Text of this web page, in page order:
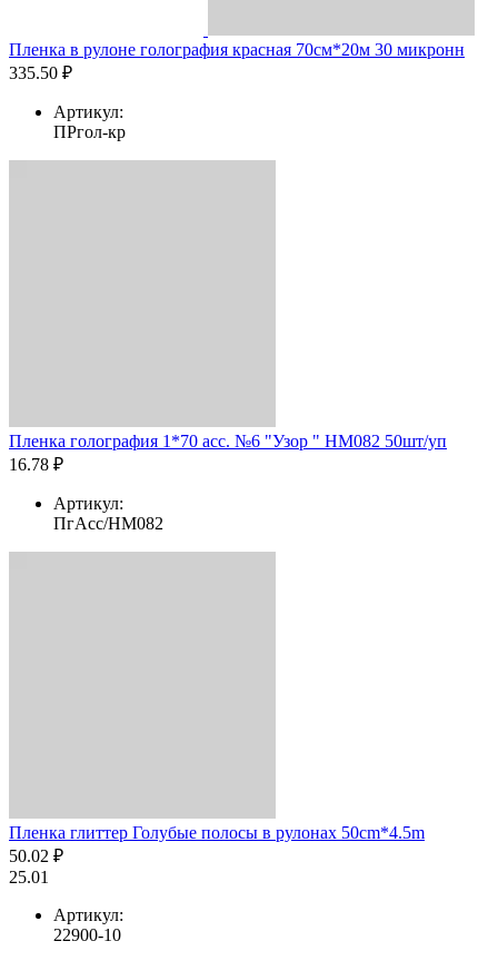
Пленка в рулоне голография красная 70см*20м 30 микронн
335.50 ₽
Артикул:
ПРгол-кр
Пленка голография 1*70 асс. №6 "Узор " HM082 50шт/уп
16.78 ₽
Артикул:
ПгАсс/HM082
Пленка глиттер Голубые полосы в рулонах 50cm*4.5m
50.02 ₽
25.01
Артикул:
22900-10